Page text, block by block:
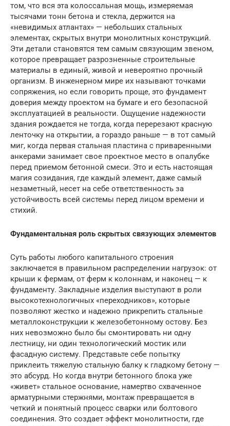
том, что вся эта колоссальная мощь, измеряемая
тысячами тонн бетона и стекла, держится на
«невидимых атлантах» — небольших стальных
элементах, скрытых внутри монолитных конструкций.
Эти детали становятся тем самым связующим звеном,
которое превращает разрозненные строительные
материалы в единый, живой и невероятно прочный
организм. В инженерном мире их называют точками
сопряжения, но если говорить проще, это фундамент
доверия между проектом на бумаге и его безопасной
эксплуатацией в реальности. Ощущение надежности
здания рождается не тогда, когда перерезают красную
ленточку на открытии, а гораздо раньше — в тот самый
миг, когда первая стальная пластина с приваренными
анкерами занимает свое проектное место в опалубке
перед приемом бетонной смеси. Это и есть настоящая
магия созидания, где каждый элемент, даже самый
незаметный, несет на себе ответственность за
устойчивость всей системы перед лицом времени и
стихий.
Фундаментальная роль скрытых связующих элементов
Суть работы любого капитального строения
заключается в правильном распределении нагрузок: от
крыши к фермам, от ферм к колоннам, и наконец — к
фундаменту. Закладные изделия выступают в роли
высокотехнологичных «переходников», которые
позволяют жестко и надежно прикрепить стальные
металлоконструкции к железобетонному остову. Без
них невозможно было бы смонтировать ни одну
лестницу, ни один технологический мостик или
фасадную систему. Представьте себе попытку
приклеить тяжелую стальную балку к гладкому бетону —
это абсурд. Но когда внутри бетонного блока уже
«живет» стальное основание, намертво схваченное
арматурными стержнями, монтаж превращается в
четкий и понятный процесс сварки или болтового
соединения. Это создает эффект монолитности, где